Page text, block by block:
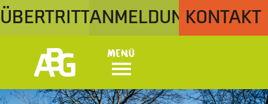
ÜBERTRITTANMELDUNGKONTAKT
Menü